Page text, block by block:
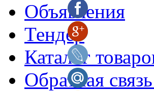
Объявления
Тендер
Каталог
Обратная